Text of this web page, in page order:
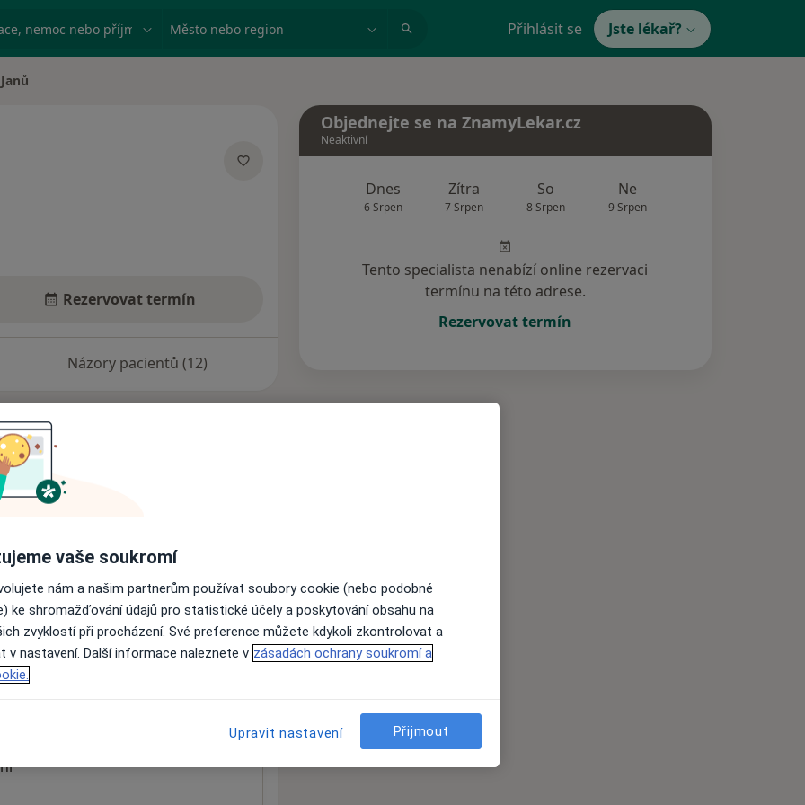
nemoc nebo příjmení Město nebo region Přihlásit se Jste lékař?
Rezervovat termín
Názory pacientů (12)
nejsou k dispozici
informace o svých službách.
Objednejte se na ZnamyLekar.cz
Neaktivní
Dnes
6 Srpen
Zítra
7 Srpen
So
8 Srpen
Ne
9 Srpen
Tento specialista nenabízí online rezervaci
termínu na této adrese.
Rezervovat termín
vaše soukromí
nám a našim partnerům používat soubory cookie (nebo podobné
ke shromažďování údajů pro statistické účely a poskytování obsahu na
zvyklostí při procházení. Své preference můžete kdykoli zkontrolovat a
v nastavení. Další informace naleznete v zásadách ochrany soukromí a
Upravit nastavení Přijmout